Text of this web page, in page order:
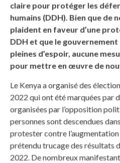
claire pour protéger les
humains (DDH). Bien que de
plaident en faveur d’une
DDH et que le
pleines d’espoir, aucune
pour mettre en œuvre de
Le Kenya a organisé des
2022 qui ont été marquées par
organisées par l’opposition
personnes sont descendues
protester contre
prétendu trucage des résultats
2022. De nombreux